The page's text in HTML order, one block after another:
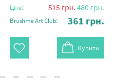
Ціна: 515грн.480 грн.
Brushme Art Club: 361 грн.
Купити